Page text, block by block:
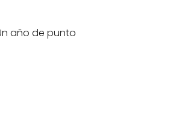
año de punto